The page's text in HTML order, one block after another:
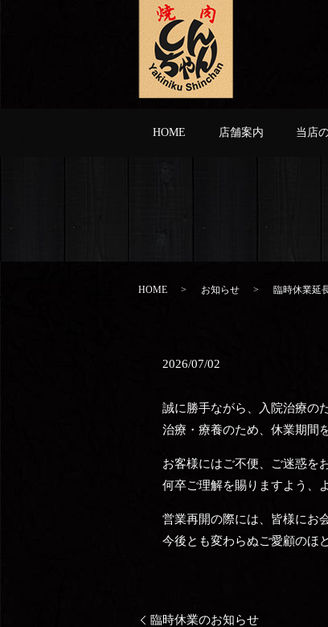
HOME 店舗案内 当店
HOME お知らせ 臨時休業延
2026/07/02
誠に勝手ながら、入院治療の
治療・療養のため、休業期間
お客様にはご不便、ご迷惑を
何卒ご理解を賜りますよう、
営業再開の際には、皆様にお
今後とも変わらぬご愛顧のほ
臨時休業のお知らせ